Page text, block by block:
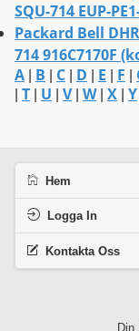
SQU-714 EUP-
Packard Bell
714 916C7170F
A B C D E F
T U V| W| X Y
Hem
Logga In
Kontakta Oss
Din